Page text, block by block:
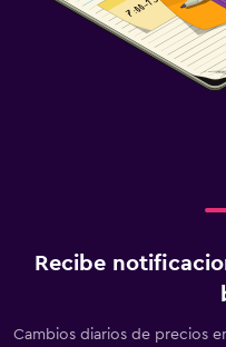
Recibe
Cambios diarios de precios